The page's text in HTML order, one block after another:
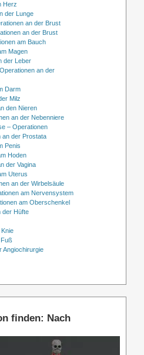
Herz
der Lunge
an der Brust
an der Brust
am Bauch
Magen
der Leber
an der
Darm
Milz
den Nieren
an der Nebenniere
– Operationen
an der Prostata
Penis
Hoden
der Vagina
Uterus
an der Wirbelsäule
am Nervensystem
am Oberschenkel
der Hüfte
Fuß
Angiochirurgie
finden: Nach